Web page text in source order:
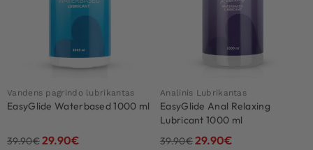
Vandens pagrindo lubrikantas
EasyGlide Waterbased 1000 ml
39.90€29.90€
Analinis Lubrikantas
EasyGlide Anal Relaxing
Lubricant 1000 ml
39.90€29.90€